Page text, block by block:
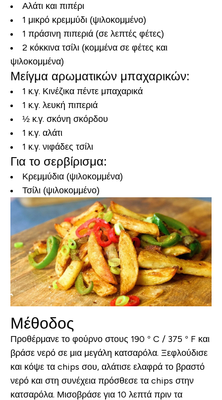
Αλάτι και πιπέρι
1 μικρό κρεμμύδι (ψιλοκομμένο)
1 πράσινη πιπεριά (σε λεπτές φέτες)
2 κόκκινα τσίλι (κομμένα σε φέτες και
ψιλοκομμένα)
Μείγμα αρωματικών μπαχαρικών:
1 κ.γ. Κινέζικα πέντε μπαχαρικά
1 κ.γ. λευκή πιπεριά
½ κ.γ. σκόνη σκόρδου
1 κ.γ. αλάτι
1 κ.γ. νιφάδες τσίλι
Για το σερβίρισμα:
Κρεμμύδια (ψιλοκομμένα)
Τσίλι (ψιλοκομμένο)
Μέθοδος
Προθέρμανε το φούρνο στους 190 ° C / 375 ° F και
βράσε νερό σε μια μεγάλη κατσαρόλα. Ξεφλούδισε
και κόψε τα chips σου, αλάτισε ελαφρά το βραστό
νερό και στη συνέχεια πρόσθεσε τα chips στην
κατσαρόλα. Μισοβράσε για 10 λεπτά πριν τα